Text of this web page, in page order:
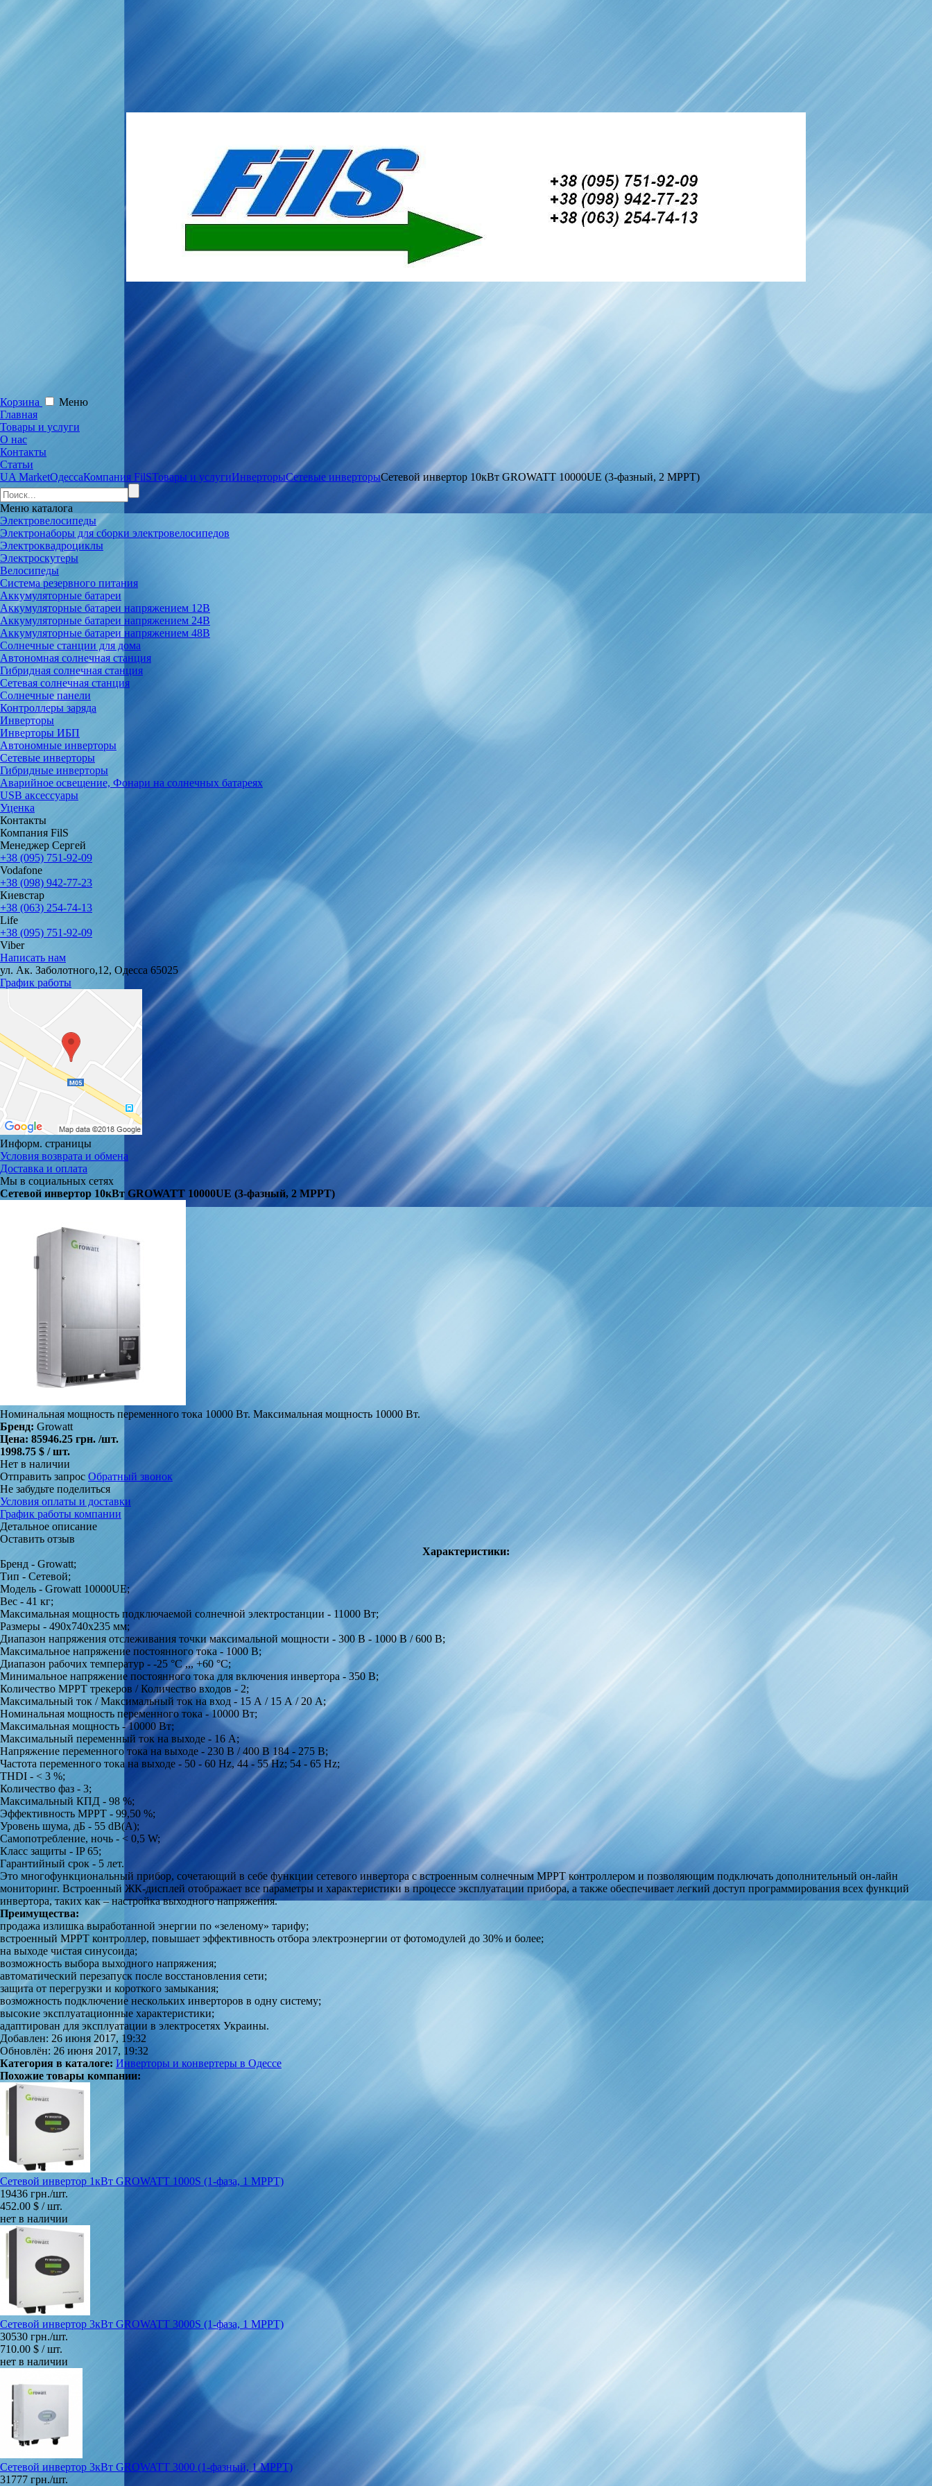
Корзина
Меню
Главная
Товары и услуги
О нас
Контакты
Статьи
UA MarketОдессаКомпания FilSТовары и услугиИнверторыСетевые инверторыСетевой инвертор 10кВт GROWATT 10000UE (3-фазный, 2 МРРТ)
Меню каталога
Электровелосипеды
Электронаборы для сборки электровелосипедов
Электроквадроциклы
Электроскутеры
Велосипеды
Система резервного питания
Аккумуляторные батареи
Аккумуляторные батареи напряжением 12В
Аккумуляторные батареи напряжением 24В
Аккумуляторные батареи напряжением 48В
Солнечные станции для дома
Автономная солнечная станция
Гибридная солнечная станция
Сетевая солнечная станция
Солнечные панели
Контроллеры заряда
Инверторы
Инверторы ИБП
Автономные инверторы
Сетевые инверторы
Гибридные инверторы
Аварийное освещение, Фонари на солнечных батареях
USB аксессуары
Уценка
Контакты
Компания FilS
Менеджер Сергей
+38 (095) 751-92-09
Vodafone
+38 (098) 942-77-23
Киевстар
+38 (063) 254-74-13
Life
+38 (095) 751-92-09
Viber
Написать нам
ул. Ак. Заболотного,12, Одесса 65025
График работы
Информ. страницы
Условия возврата и обмена
Доставка и оплата
Мы в социальных сетях
Сетевой инвертор 10кВт GROWATT 10000UE (3-фазный, 2 МРРТ)
Номинальная мощность переменного тока 10000 Вт. Максимальная мощность 10000 Вт.
Бренд: Growatt
Цена: 85946.25 грн. /шт.
1998.75 $ / шт.
Нет в наличии
Отправить запрос Обратный звонок
Не забудьте поделиться
Условия оплаты и доставки
График работы компании
Детальное описание
Оставить отзыв
Характеристики:
Бренд - Growatt;
Тип - Сетевой;
Модель - Growatt 10000UE;
Вес - 41 кг;
Максимальная мощность подключаемой солнечной электростанции - 11000 Вт;
Размеры - 490х740х235 мм;
Диапазон напряжения отслеживания точки максимальной мощности - 300 В - 1000 В / 600 В;
Максимальное напряжение постоянного тока - 1000 В;
Диапазон рабочих температур - -25 °C ,,, +60 °C;
Минимальное напряжение постоянного тока для включения инвертора - 350 В;
Количество МРРТ трекеров / Количество входов - 2;
Максимальный ток / Максимальный ток на вход - 15 А / 15 А / 20 A;
Номинальная мощность переменного тока - 10000 Вт;
Максимальная мощность - 10000 Вт;
Максимальный переменный ток на выходе - 16 А;
Напряжение переменного тока на выходе - 230 В / 400 В 184 - 275 В;
Частота переменного тока на выходе - 50 - 60 Hz, 44 - 55 Hz; 54 - 65 Hz;
THDI - < 3 %;
Количество фаз - 3;
Максимальный КПД - 98 %;
Эффективность МРРТ - 99,50 %;
Уровень шума, дБ - 55 dB(A);
Самопотребление, ночь - < 0,5 W;
Класс защиты - IP 65;
Гарантийный срок - 5 лет.
Это многофункциональный прибор, сочетающий в себе функции сетевого инвертора с встроенным солнечным МРРТ контроллером и позволяющим подключать дополнительный он-лайн
мониторинг. Встроенный ЖК-дисплей отображает все параметры и характеристики в процессе эксплуатации прибора, а также обеспечивает легкий доступ программирования всех функций
инвертора, таких как – настройка выходного напряжения.
Преимущества:
продажа излишка выработанной энергии по «зеленому» тарифу;
встроенный МРРТ контроллер, повышает эффективность отбора электроэнергии от фотомодулей до 30% и более;
на выходе чистая синусоида;
возможность выбора выходного напряжения;
автоматический перезапуск после восстановления сети;
защита от перегрузки и короткого замыкания;
возможность подключение нескольких инверторов в одну систему;
высокие эксплуатационные характеристики;
адаптирован для эксплуатации в электросетях Украины.
Добавлен: 26 июня 2017, 19:32
Обновлён: 26 июня 2017, 19:32
Категория в каталоге: Инверторы и конвертеры в Одессе
Похожие товары компании:
Сетевой инвертор 1кВт GROWATT 1000S (1-фаза, 1 МРРТ)
19436 грн./шт.
452.00 $ / шт.
нет в наличии
Сетевой инвертор 3кВт GROWATT 3000S (1-фаза, 1 МРРТ)
30530 грн./шт.
710.00 $ / шт.
нет в наличии
Сетевой инвертор 3кВт GROWATT 3000 (1-фазный, 1 МРРТ)
31777 грн./шт.